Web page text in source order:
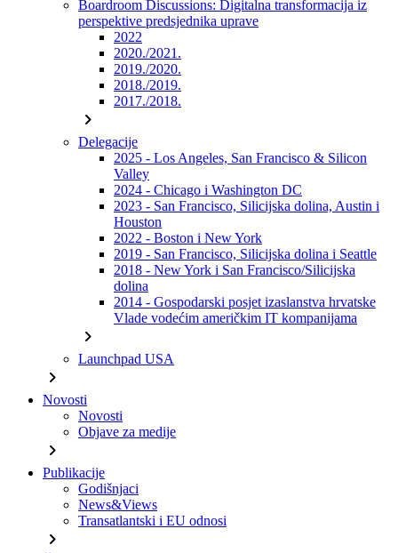
Boardroom Discussions: Digitalna transformacija iz
perspektive predsjednika uprave
2022
2020./2021.
2019./2020.
2018./2019.
2017./2018.
chevron_right
Delegacije
2025 - Los Angeles, San Francisco & Silicon
Valley
2024 - Chicago i Washington DC
2023 - San Francisco, Silicijska dolina, Austin i
Houston
2022 - Boston i New York
2019 - San Francisco, Silicijska dolina i Seattle
2018 - New York i San Francisco/Silicijska
dolina
2014 - Gospodarski posjet izaslanstva hrvatske
Vlade vodećim američkim IT kompanijama
chevron_right
Launchpad USA
chevron_right
Novosti
Novosti
Objave za medije
chevron_right
Publikacije
Godišnjaci
News&Views
Transatlantski i EU odnosi
chevron_right